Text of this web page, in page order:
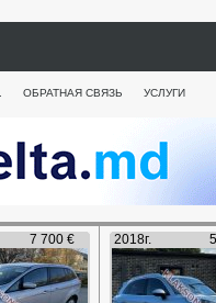
ОБРАТНАЯ СВЯЗЬ УСЛУГИ
7 700 € 2018г.